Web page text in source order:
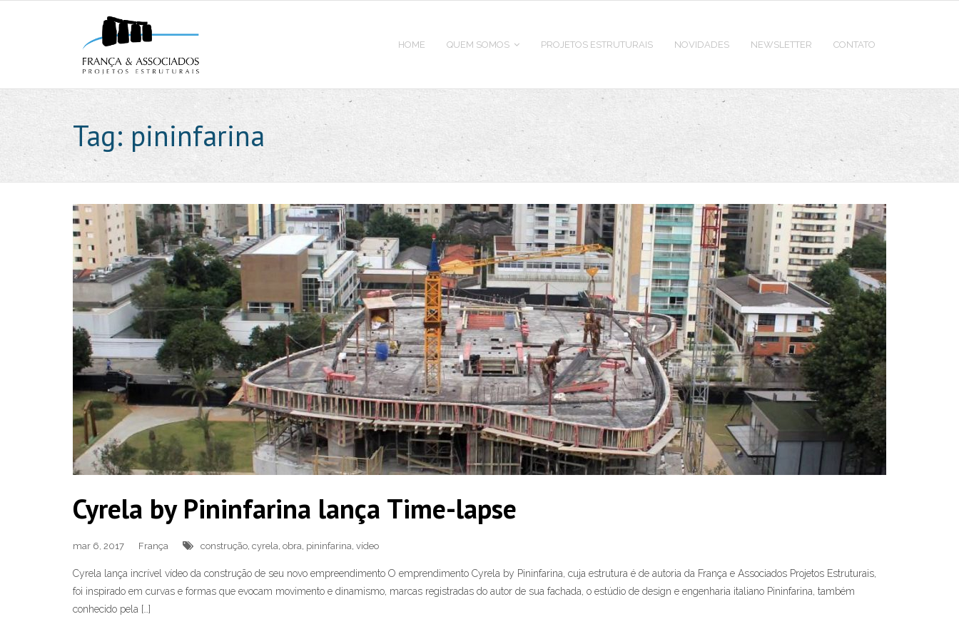
HOME QUEM SOMOS PROJETOS ESTRUTURAIS NOVIDADES NEWSLETTER CONTATO
Tag: pininfarina
Cyrela by Pininfarina lança Time-lapse
mar 6, 2017 França construção, cyrela, obra, pininfarina, vídeo
Cyrela lança incrível vídeo da construção de seu novo empreendimento O emprendimento Cyrela by Pininfarina, cuja estrutura é de autoria da França e Associados Projetos Estruturais,
foi inspirado em curvas e formas que evocam movimento e dinamismo, marcas registradas do autor de sua fachada, o estúdio de design e engenharia italiano Pininfarina, também
conhecido pela […]